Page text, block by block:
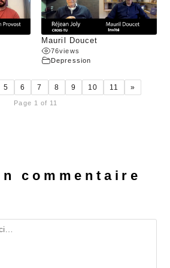
Mauril Doucet
76views
Depression
5 6 7 8 9 10 11 »
Page 1 of 11
commentaire